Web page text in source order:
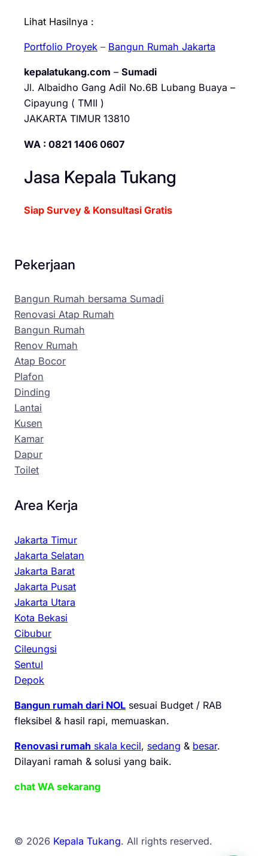
Lihat Hasilnya :
Portfolio Proyek – Bangun Rumah Jakarta
kepalatukang.com – Sumadi
Jl. Albaidho Gang Adil No.6B Lubang Buaya –
Cipayung ( TMII )
JAKARTA TIMUR 13810
WA : 0821 1406 0607
Jasa Kepala Tukang
Siap Survey & Konsultasi Gratis
Pekerjaan
Bangun Rumah bersama Sumadi
Renovasi Atap Rumah
Bangun Rumah
Renov Rumah
Atap Bocor
Plafon
Dinding
Lantai
Kusen
Kamar
Dapur
Toilet
Area Kerja
Jakarta Timur
Jakarta Selatan
Jakarta Barat
Jakarta Pusat
Jakarta Utara
Kota Bekasi
Cibubur
Cileungsi
Sentul
Depok
Bangun rumah dari NOL sesuai Budget / RAB
fleksibel & hasil rapi, memuaskan.
Renovasi rumah skala kecil, sedang & besar.
Dilayani ramah & solusi yang baik.
chat WA sekarang
© 2026 Kepala Tukang. All rights reserved.